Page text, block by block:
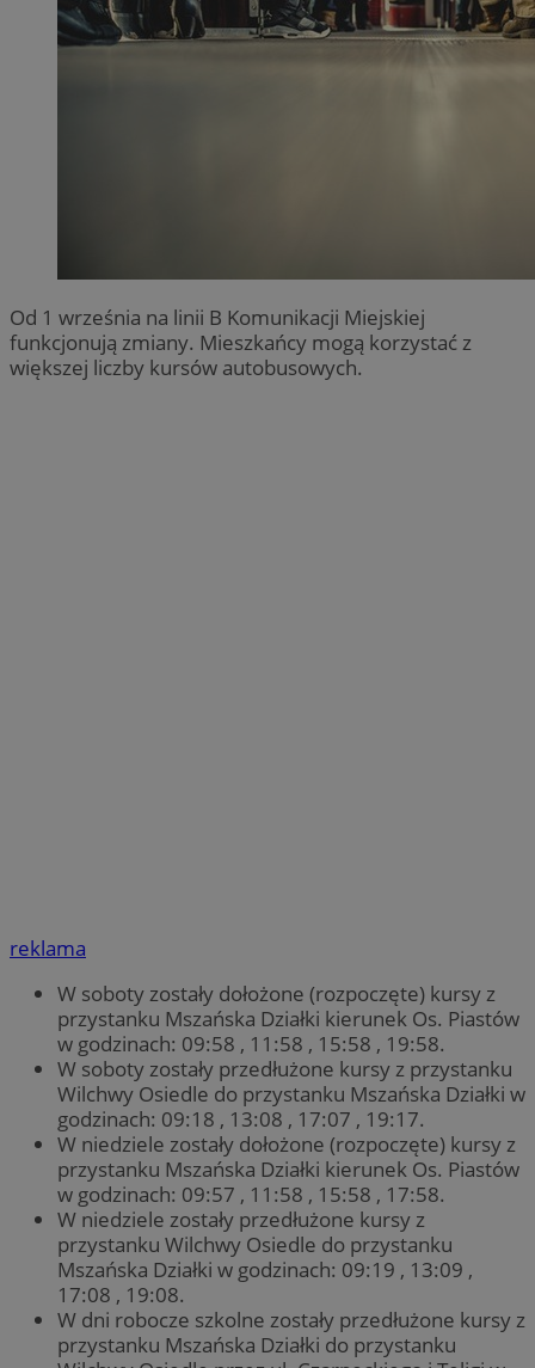
Od 1 września na linii B Komunikacji Miejskiej
funkcjonują zmiany. Mieszkańcy mogą korzystać z
większej liczby kursów autobusowych.
reklama
W soboty zostały dołożone (rozpoczęte) kursy z
przystanku Mszańska Działki kierunek Os. Piastów
w godzinach: 09:58 , 11:58 , 15:58 , 19:58.
W soboty zostały przedłużone kursy z przystanku
Wilchwy Osiedle do przystanku Mszańska Działki w
godzinach: 09:18 , 13:08 , 17:07 , 19:17.
W niedziele zostały dołożone (rozpoczęte) kursy z
przystanku Mszańska Działki kierunek Os. Piastów
w godzinach: 09:57 , 11:58 , 15:58 , 17:58.
W niedziele zostały przedłużone kursy z
przystanku Wilchwy Osiedle do przystanku
Mszańska Działki w godzinach: 09:19 , 13:09 ,
17:08 , 19:08.
W dni robocze szkolne zostały przedłużone kursy z
przystanku Mszańska Działki do przystanku